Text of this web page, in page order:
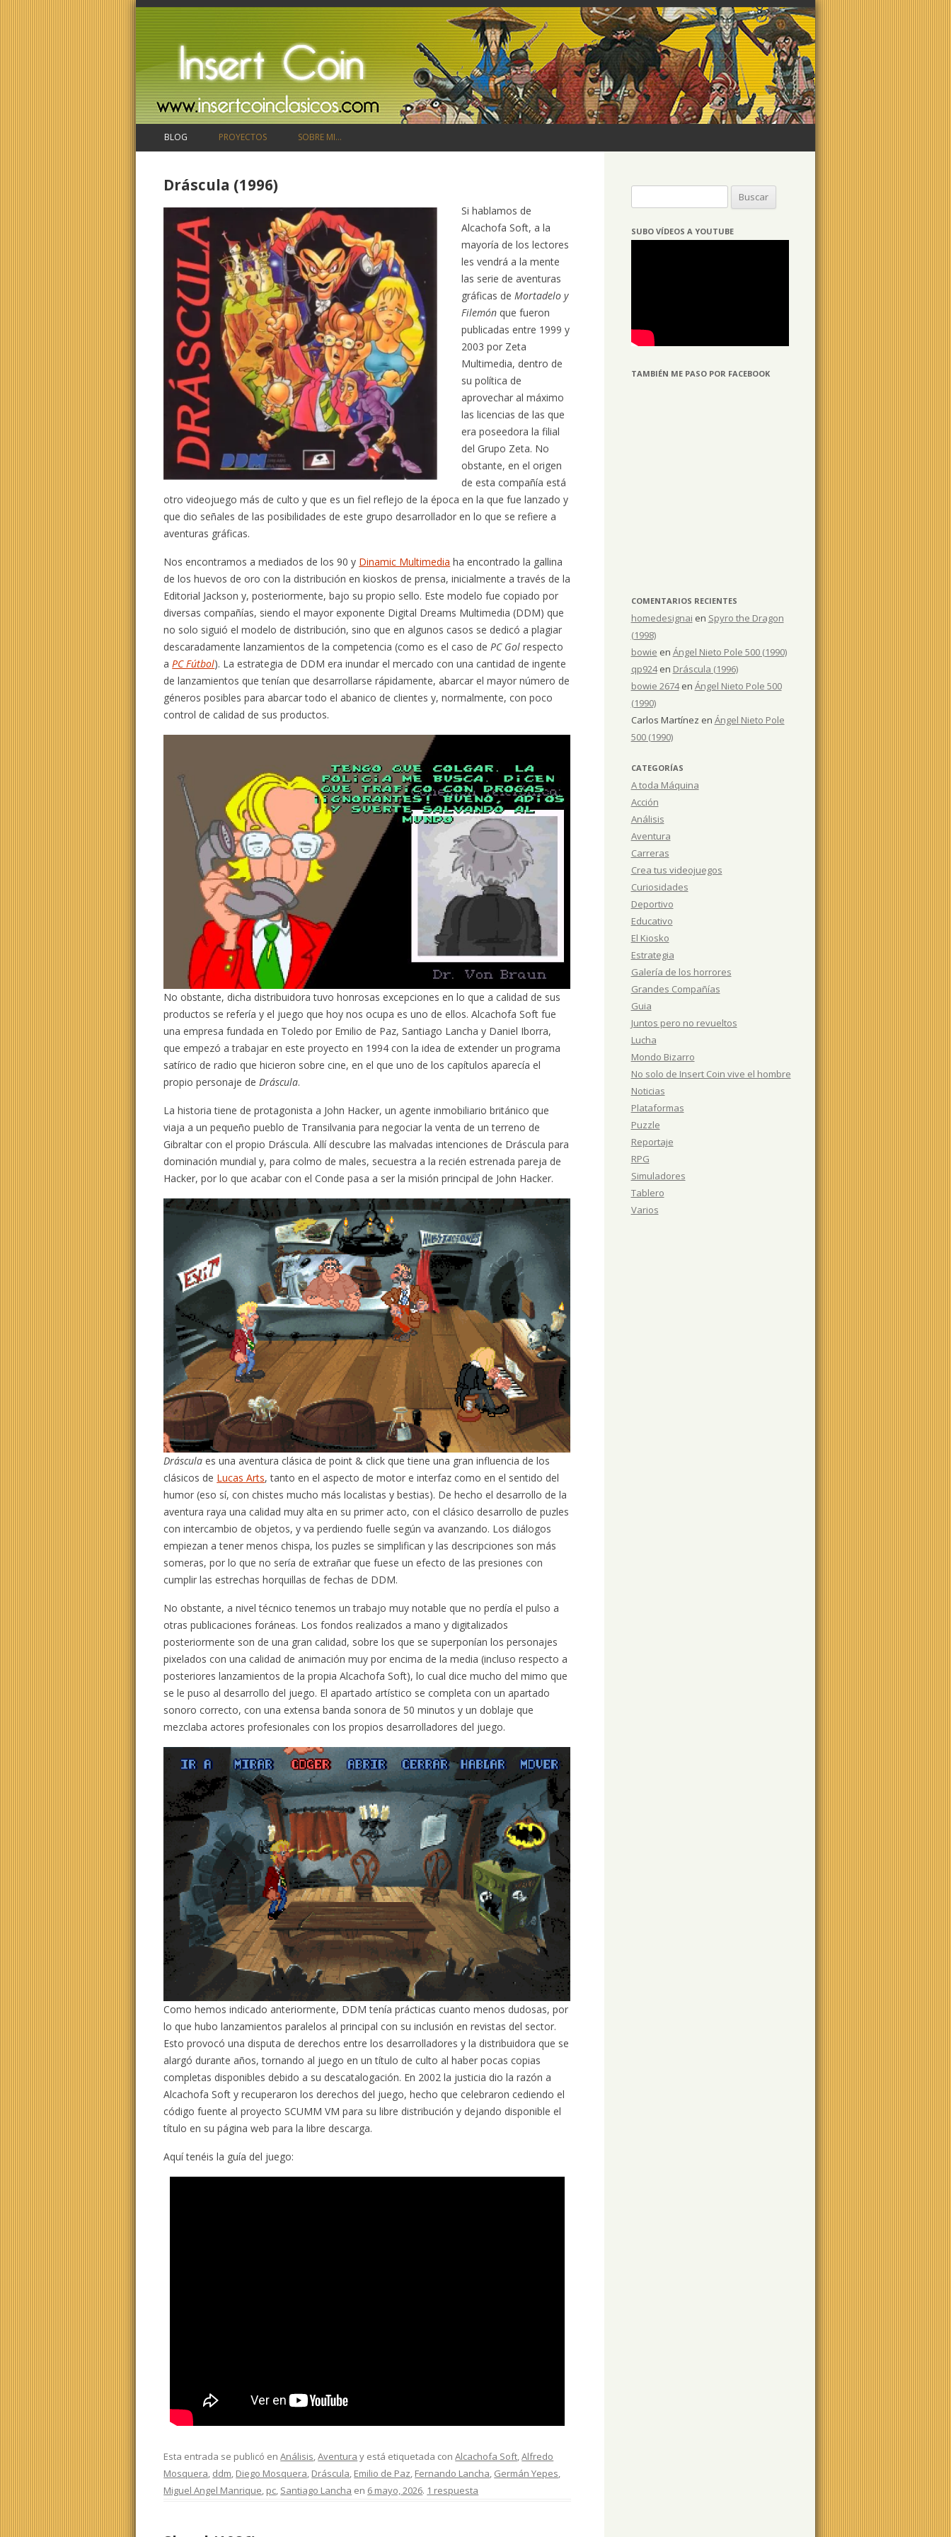
BLOG PROYECTOS SOBRE MI…
Dráscula (1996)
Si hablamos de
Alcachofa Soft, a la
mayoría de los lectores
les vendrá a la mente
las serie de aventuras
gráficas de Mortadelo y
Filemón que fueron
publicadas entre 1999 y
2003 por Zeta
Multimedia, dentro de
su política de
aprovechar al máximo
las licencias de las que
era poseedora la filial
del Grupo Zeta. No
obstante, en el origen
de esta compañía está
otro videojuego más de culto y que es un fiel reflejo de la época en la que fue lanzado y
que dio señales de las posibilidades de este grupo desarrollador en lo que se refiere a
aventuras gráficas.
Nos encontramos a mediados de los 90 y Dinamic Multimedia ha encontrado la gallina
de los huevos de oro con la distribución en kioskos de prensa, inicialmente a través de la
Editorial Jackson y, posteriormente, bajo su propio sello. Este modelo fue copiado por
diversas compañías, siendo el mayor exponente Digital Dreams Multimedia (DDM) que
no solo siguió el modelo de distribución, sino que en algunos casos se dedicó a plagiar
descaradamente lanzamientos de la competencia (como es el caso de PC Gol respecto
a PC Fútbol). La estrategia de DDM era inundar el mercado con una cantidad de ingente
de lanzamientos que tenían que desarrollarse rápidamente, abarcar el mayor número de
géneros posibles para abarcar todo el abanico de clientes y, normalmente, con poco
control de calidad de sus productos.
No obstante, dicha distribuidora tuvo honrosas excepciones en lo que a calidad de sus
productos se refería y el juego que hoy nos ocupa es uno de ellos. Alcachofa Soft fue
una empresa fundada en Toledo por Emilio de Paz, Santiago Lancha y Daniel Iborra,
que empezó a trabajar en este proyecto en 1994 con la idea de extender un programa
satírico de radio que hicieron sobre cine, en el que uno de los capítulos aparecía el
propio personaje de Dráscula.
La historia tiene de protagonista a John Hacker, un agente inmobiliario británico que
viaja a un pequeño pueblo de Transilvania para negociar la venta de un terreno de
Gibraltar con el propio Dráscula. Allí descubre las malvadas intenciones de Dráscula para
dominación mundial y, para colmo de males, secuestra a la recién estrenada pareja de
Hacker, por lo que acabar con el Conde pasa a ser la misión principal de John Hacker.
Dráscula es una aventura clásica de point & click que tiene una gran influencia de los
clásicos de Lucas Arts, tanto en el aspecto de motor e interfaz como en el sentido del
humor (eso sí, con chistes mucho más localistas y bestias). De hecho el desarrollo de la
aventura raya una calidad muy alta en su primer acto, con el clásico desarrollo de puzles
con intercambio de objetos, y va perdiendo fuelle según va avanzando. Los diálogos
empiezan a tener menos chispa, los puzles se simplifican y las descripciones son más
someras, por lo que no sería de extrañar que fuese un efecto de las presiones con
cumplir las estrechas horquillas de fechas de DDM.
No obstante, a nivel técnico tenemos un trabajo muy notable que no perdía el pulso a
otras publicaciones foráneas. Los fondos realizados a mano y digitalizados
posteriormente son de una gran calidad, sobre los que se superponían los personajes
pixelados con una calidad de animación muy por encima de la media (incluso respecto a
posteriores lanzamientos de la propia Alcachofa Soft), lo cual dice mucho del mimo que
se le puso al desarrollo del juego. El apartado artístico se completa con un apartado
sonoro correcto, con una extensa banda sonora de 50 minutos y un doblaje que
mezclaba actores profesionales con los propios desarrolladores del juego.
Como hemos indicado anteriormente, DDM tenía prácticas cuanto menos dudosas, por
lo que hubo lanzamientos paralelos al principal con su inclusión en revistas del sector.
Esto provocó una disputa de derechos entre los desarrolladores y la distribuidora que se
alargó durante años, tornando al juego en un título de culto al haber pocas copias
completas disponibles debido a su descatalogación. En 2002 la justicia dio la razón a
Alcachofa Soft y recuperaron los derechos del juego, hecho que celebraron cediendo el
código fuente al proyecto SCUMM VM para su libre distribución y dejando disponible el
título en su página web para la libre descarga.
Aquí tenéis la guía del juego:
Esta entrada se publicó enAnálisis,Aventura y está etiquetada conAlcachofa Soft,Alfredo
Mosquera, ddm, Diego Mosquera, Dráscula, Emilio de Paz, Fernando Lancha, Germán Yepes,
Miguel Angel Manrique, pc, Santiago Lancha en 6 mayo, 2026. 1 respuesta
SUBO VÍDEOS A YOUTUBE
TAMBIÉN ME PASO POR FACEBOOK
COMENTARIOS RECIENTES
homedesignai en Spyro the Dragon
(1998)
bowie en Ángel Nieto Pole 500 (1990)
qp924en Dráscula (1996)
bowie 2674en Ángel Nieto Pole 500
(1990)
Carlos Martínez en Ángel Nieto Pole
500 (1990)
CATEGORÍAS
A toda Máquina
Acción
Análisis
Aventura
Carreras
Crea tus videojuegos
Curiosidades
Deportivo
Educativo
El Kiosko
Estrategia
Galería de los horrores
Grandes Compañías
Guia
Juntos pero no revueltos
Lucha
Mondo Bizarro
No solo de Insert Coin vive el hombre
Noticias
Plataformas
Puzzle
Reportaje
RPG
Simuladores
Tablero
Varios